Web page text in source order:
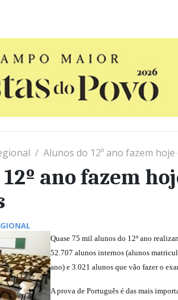
Alunos do 12º ano fazem
ano fazem
Quase 75 mil alunos do 12º ano
52.707 alunos internos (alunos
ano) e 3.021 alunos que vão fazer o
A prova de Português é das mais